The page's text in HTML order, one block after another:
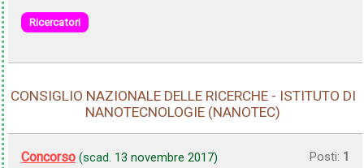
Ricercatori
CONSIGLIO NAZIONALE DELLE RICERCHE - ISTITUTO DI
NANOTECNOLOGIE (NANOTEC)
Concorso (scad. 13 novembre 2017) Posti: 1